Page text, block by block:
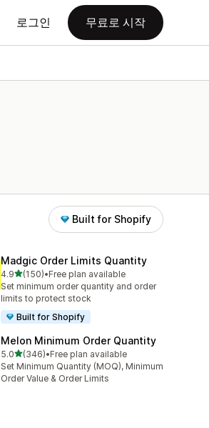
로그인 무료로 시작
Built for Shopify
Madgic Order Limits Quantity
4.9별 5개 중
(150)
총 리뷰 150개
•Free plan available
Set minimum order quantity and order
limits to protect stock
Built for Shopify
Melon Minimum Order Quantity
5.0별 5개 중
(346)
총 리뷰 346개
•Free plan available
Set Minimum Quantity (MOQ), Minimum
Order Value & Order Limits